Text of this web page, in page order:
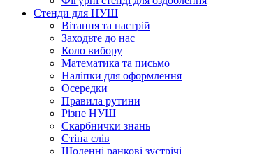
Стенди для НУШ
Вітання та настрій
Заходьте до нас
Коло вибору
Математика та письмо
Наліпки для оформлення
Осередки
Правила рутини
Різне НУШ
Скарбнички знань
Стіна слів
Щоденні ранкові зустрічі